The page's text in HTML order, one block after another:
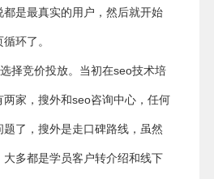
是最真实的用户，然后就开始
环了。
择竞价投放。当初在seo技术培
家，搜外和seo咨询中心，任何
了，搜外是走口碑路线，虽然
多都是学员客户转介绍和线下